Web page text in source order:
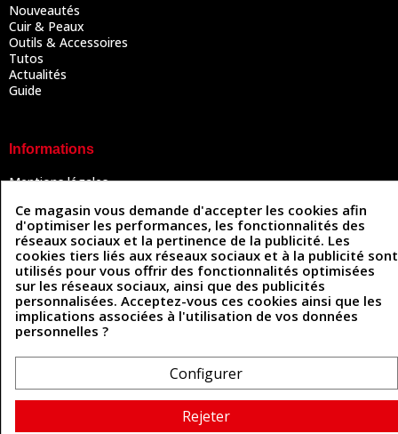
Nouveautés
Cuir & Peaux
Outils & Accessoires
Tutos
Actualités
Guide
Informations
Mentions légales
Politique de confidentialité
Politique des cookies
Contactez-nous
Coordonnées
493 Chemin de Catougnac
contact@cuirenstock.com
Ce magasin vous demande d'accepter les cookies afin
d'optimiser les performances, les fonctionnalités des
réseaux sociaux et la pertinence de la publicité. Les
cookies tiers liés aux réseaux sociaux et à la publicité sont
utilisés pour vous offrir des fonctionnalités optimisées
sur les réseaux sociaux, ainsi que des publicités
personnalisées. Acceptez-vous ces cookies ainsi que les
implications associées à l'utilisation de vos données
personnelles ?
Configurer
Rejeter